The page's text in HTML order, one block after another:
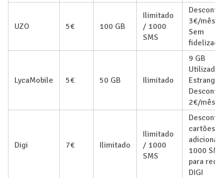
UZO 5€ 100 GB
Ilimitado
/ 1000
SMS
Desconto
3€/mês;
Sem
LycaMobile 5€ 50 GB Ilimitado
9 GB
Desconto
2€/mês
Digi 7€ Ilimitado
Ilimitado
/ 1000
SMS
cartões
1000
para rede
DIGI